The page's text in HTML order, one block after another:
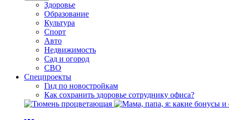
Здоровье
Образование
Культура
Спорт
Авто
Недвижимость
Сад и огород
СВО
Спецпроекты
Гид по новостройкам
Как сохранить здоровье сотруднику офиса?